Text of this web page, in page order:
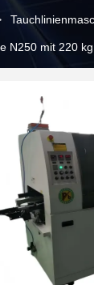
N250 mit 220